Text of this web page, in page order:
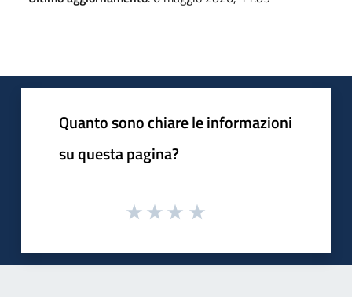
Quanto sono chiare le informazioni
su questa pagina?